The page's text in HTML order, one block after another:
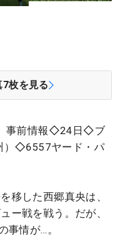
7枚を見る
事前情報◇24日◇ブ
）◇6557ヤード・パ
移した西郷真央は、
ー戦を戦う。だが、
事情が…。